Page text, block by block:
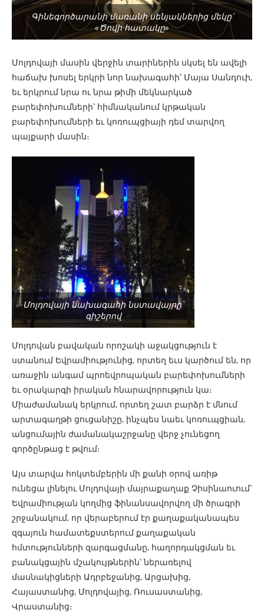
Գինեգործարանի մառանի սենյակներից մեկը՝
«Ծովի հատակը»
Մոլդովայի մասին վերջին տարիներին սկսել են ավելի
հաճախ խոսել երկրի նոր նախագահի՝ Մայա Սանդուի,
եւ երկրում նրա ու նրա թիմի մեկնարկած
բարեփոխումների՝ հիմնականում կրթական
բարեփոխումների եւ կոռուպցիայի դեմ տարվող
պայքարի մասին։
Մոլդովայի նախագահի նստավայրը՝
գիշերով
Մոլդովան բավական որոշակի աջակցություն է
ստանում Եվրամիությունից, որտեղ եւս կարծում են, որ
առաջին անգամ պրոեվրոպական բարեփոխումների
եւ օրակարգի իրական հնարավորություն կա։
Միաժամանակ երկրում, որտեղ շատ բարձր է մնում
արտագաղթի ցուցանիշը, ինչպես նաեւ կոռուպցիան,
անցումային ժամանակաշրջանը վերջ չունեցող
գործընթաց է թվում։
Այս տարվա հոկտեմբերին մի քանի օրով առիթ
ունեցա լինելու Մոլդովայի մայրաքաղաք Չիսինաուում՝
Եվրամիության կողմից ֆինանսավորվող մի ծրագրի
շրջանակում, որ վերաբերում էր քաղաքականապես
զգայուն համատեքստերում քաղաքական
հմտությունների զարգացմանը, հաղորդակցման եւ
բանակցային մշակույթներին՝ ներառելով
մասնակիցների Ադրբեջանից, Արցախից,
Հայաստանից, Մոլդովայից, Ռուսաստանից,
Վրաստանից։